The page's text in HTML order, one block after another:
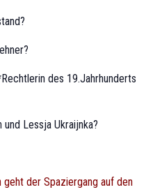
des 19.Jahrhunderts
Lessja Ukraijnka?
geht der Spaziergang auf den